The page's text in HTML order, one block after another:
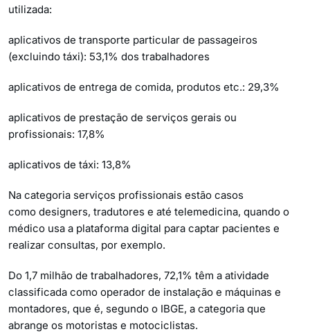
utilizada:
aplicativos de transporte particular de passageiros
(excluindo táxi): 53,1% dos trabalhadores
aplicativos de entrega de comida, produtos etc.: 29,3%
aplicativos de prestação de serviços gerais ou
profissionais: 17,8%
aplicativos de táxi: 13,8%
Na categoria serviços profissionais estão casos
como designers, tradutores e até telemedicina, quando o
médico usa a plataforma digital para captar pacientes e
realizar consultas, por exemplo.
Do 1,7 milhão de trabalhadores, 72,1% têm a atividade
classificada como operador de instalação e máquinas e
montadores, que é, segundo o IBGE, a categoria que
abrange os motoristas e motociclistas.